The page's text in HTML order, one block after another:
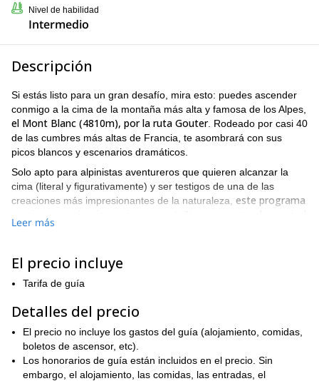
Nivel de habilidad
Intermedio
Descripción
Si estás listo para un gran desafío, mira esto: puedes ascender
conmigo a la cima de la montaña más alta y famosa de los Alpes,
el Mont Blanc (4810m), por la ruta Gouter. Rodeado por casi 40
de las cumbres más altas de Francia, te asombrará con sus
picos blancos y escenarios dramáticos.
Solo apto para alpinistas aventureros que quieren alcanzar la
cima (literal y figurativamente) y ser testigos de una de las
creaciones más impresionantes de la naturaleza, este programa
de fitness. También es clave la aclimatación previa.
Nid d’Aigle, una estación de tren ubicada a 2372 m de altitud, y el
punto de partida de una fascinante expedición.
(Tete Rousse) y, desde allí, escalaremos Aiguille du Gouter para
alcanzar el Refugio Gouter, donde pasaremos la noche. Allí,
deberíamos intentar dormir algo para estar listos para nuestro
gran desafío al día siguiente.
Primero en la mañana comenzaremos el ascenso a la cumbre.
Leer más
El precio incluye
Tarifa de guía
Detalles del precio
El precio no incluye los gastos del guía (alojamiento, comidas,
boletos de ascensor, etc).
Los honorarios de guía están incluidos en el precio. Sin
embargo, el alojamiento, las comidas, las entradas, el